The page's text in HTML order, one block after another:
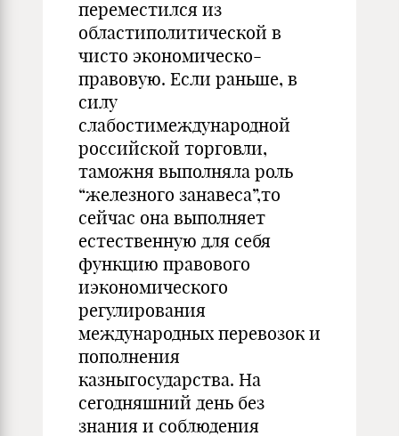
переместился из
областиполитической в
чисто экономическо-
правовую. Если раньше, в
силу
слабостимеждународной
российской торговли,
таможня выполняла роль
“железного занавеса”,то
сейчас она выполняет
естественную для себя
функцию правового
иэкономического
регулирования
международных перевозок и
пополнения
казныгосударства. На
сегодняшний день без
знания и соблюдения